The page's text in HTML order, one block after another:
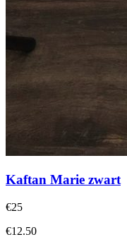
Kaftan Marie zwart
€25
€12.50